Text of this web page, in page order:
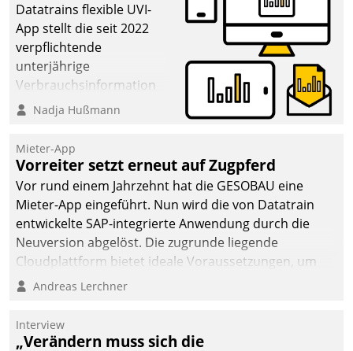
Datatrains flexible UVI-
App stellt die seit 2022
verpflichtende
unterjährige
Verbrauchsinformation
schnell, zuverlässig und
Die monatlichen
Mitteilungen zum
Heizungs- und
Wasserverbrauch gehen
automatisiert, vollständig
und auf Wunsch über
mehrere zuvor
Kommunikationswege bei
Nadja Hußmann
Mieter-App
Vorreiter setzt erneut auf Zugpferd
Vor rund einem Jahrzehnt hat die GESOBAU eine
Mieter-App eingeführt. Nun wird die von Datatrain
entwickelte SAP-integrierte Anwendung durch die
Neuversion abgelöst. Die zugrunde liegende
Cloudplattform bietet ideale Voraussetzungen, um
die Funktionalität der App zu erweitern und weitere
integrieren.
Andreas Lerchner
Interview
„Verändern muss sich die